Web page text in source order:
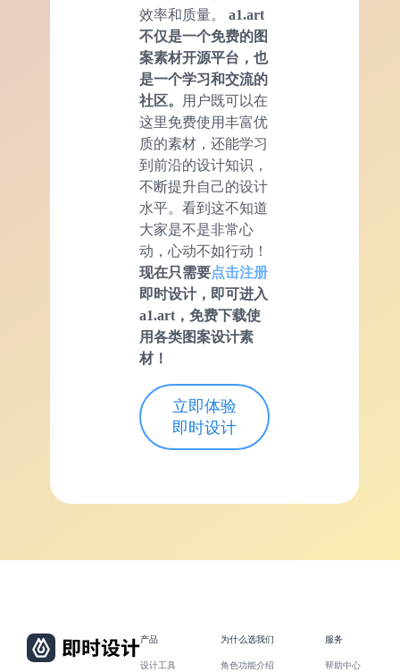
效率和质量。
a1.art
不仅是一个免费的图
案素材开源平台，也
是一个学习和交流的
社区。
用户既可以在
这里免费使用丰富优
质的素材，还能学习
到前沿的设计知识，
不断提升自己的设计
水平。看到这不知道
大家是不是非常心
动，心动不如行动！
现在只需要点击注册
即时设计，即可进入
a1.art，免费下载使
用各类图案设计素
材！
立即体验
即时设计
产品
设计工具
为什么选我们
角色功能介绍
服务
帮助中心